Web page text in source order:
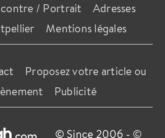
/ Portrait
Adresses
Mentions légales
Proposez votre article ou
Publicité
© Since 2006 - ©